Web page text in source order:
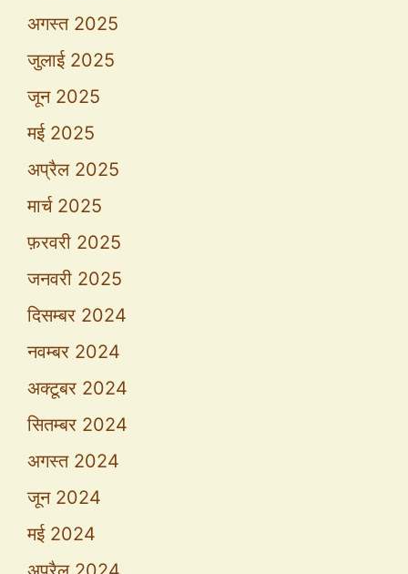
अगस्त 2025
जुलाई 2025
जून 2025
मई 2025
अप्रैल 2025
मार्च 2025
फ़रवरी 2025
जनवरी 2025
दिसम्बर 2024
नवम्बर 2024
अक्टूबर 2024
सितम्बर 2024
अगस्त 2024
जून 2024
मई 2024